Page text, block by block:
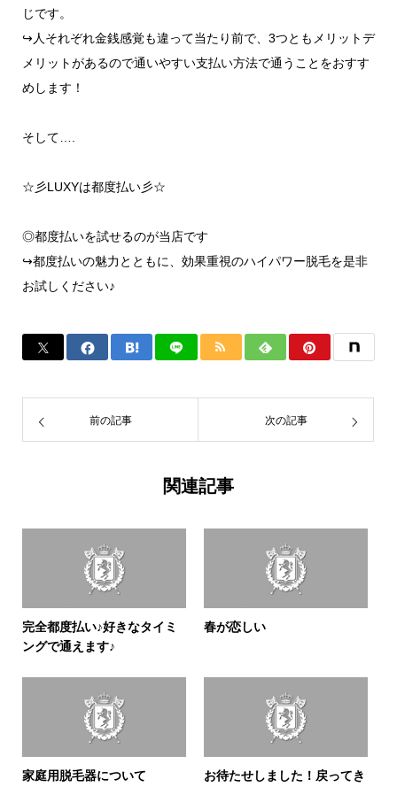
じです。
↪︎人それぞれ金銭感覚も違って当たり前で、3つともメリットデ
メリットがあるので通いやすい支払い方法で通うことをおすす
めします！
そして….
☆彡LUXYは都度払い彡☆
◎都度払いを試せるのが当店です
↪︎都度払いの魅力とともに、効果重視のハイパワー脱毛を是非
お試しください♪
前の記事 次の記事
関連記事
完全都度払い♪好きなタイミ
ングで通えます♪
春が恋しい
家庭用脱毛器について
お待たせしました！戻ってき